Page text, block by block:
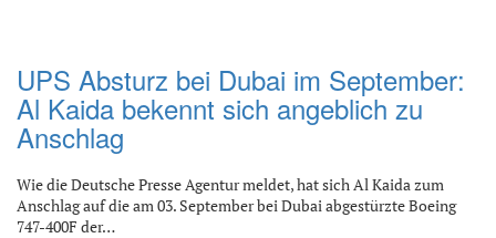
UPS Absturz bei Dubai im September:
Al Kaida bekennt sich angeblich zu
Anschlag
Wie die Deutsche Presse Agentur meldet, hat sich Al Kaida zum
Anschlag auf die am 03. September bei Dubai abgestürzte Boeing
747-400F der…